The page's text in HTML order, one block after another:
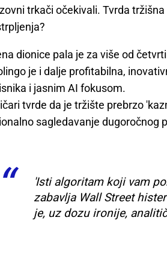
trkači očekivali. Tvrda
dionice pala je za više od
je i dalje profitabilna,
i jasnim AI fokusom.
tvrde da je tržište prebrzo
sagledavanje dugoročnog
'Isti algoritam koji vam
zabavlja Wall Street
je, uz dozu ironije,